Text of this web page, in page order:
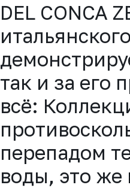
DEL CONCA
так и за его
всё:
перепадом
воды, это